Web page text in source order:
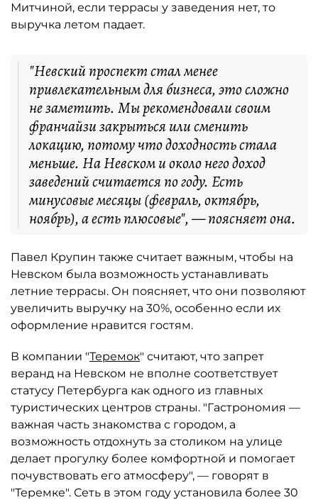
Митчиной, если террасы у заведения нет, то
выручка летом падает.
"Невский проспект стал менее
привлекательным для бизнеса, это сложно
не заметить. Мы рекомендовали своим
франчайзи закрыться или сменить
локацию, потому что доходность стала
меньше. На Невском и около него доход
заведений считается по году. Есть
минусовые месяцы (февраль, октябрь,
ноябрь), а есть плюсовые", — поясняет она.
Павел Крупин также считает важным, чтобы на
Невском была возможность устанавливать
летние террасы. Он поясняет, что они позволяют
увеличить выручку на 30%, особенно если их
оформление нравится гостям.
В компании "Теремок" считают, что запрет
веранд на Невском не вполне соответствует
статусу Петербурга как одного из главных
туристических центров страны. "Гастрономия —
важная часть знакомства с городом, а
возможность отдохнуть за столиком на улице
делает прогулку более комфортной и помогает
почувствовать его атмосферу", — говорят в
"Теремке". Сеть в этом году установила более 30